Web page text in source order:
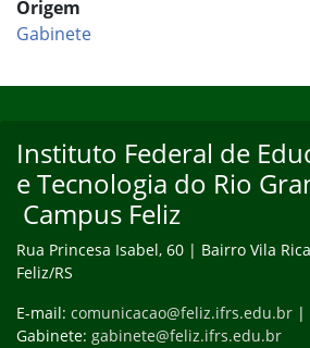
Origem
Gabinete
Instituto Federal de
e Tecnologia do Rio
Campus Feliz
Rua Princesa Isabel, 60 | Bairro Vila
Feliz/RS
E-mail: comunicacao@feliz.ifrs.edu.br |
Gabinete: gabinete@feliz.ifrs.edu.br